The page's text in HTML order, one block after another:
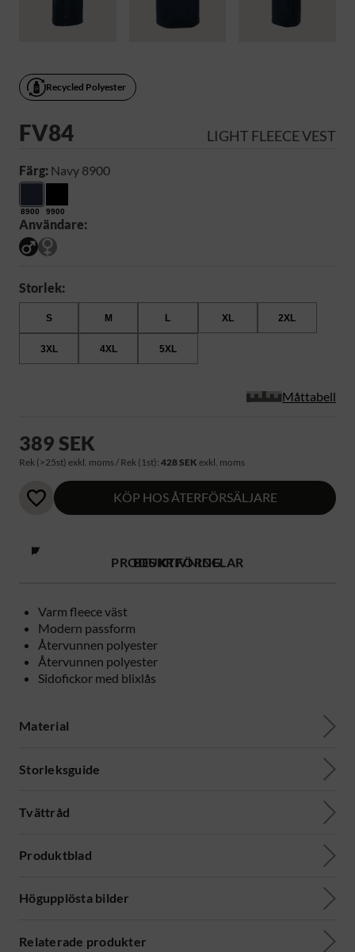
Recycled Polyester
FV84 LIGHT FLEECE VEST
Färg: Navy 8900
8900 9900
Användare:
Storlek:
S M L XL 2XL
3XL 4XL 5XL
Måttabell
389 SEK
Rek (>25st) exkl. moms / Rek (1st): 428 SEK exkl. moms
KÖP HOS ÅTERFÖRSÄLJARE
PRODUKTFÖRDELAR
Varm fleece väst
Modern passform
Återvunnen polyester
Återvunnen polyester
Sidofickor med blixlås
BESKRIVNING
Material
Storleksguide
Tvättråd
Produktblad
Högupplösta bilder
Relaterade produkter